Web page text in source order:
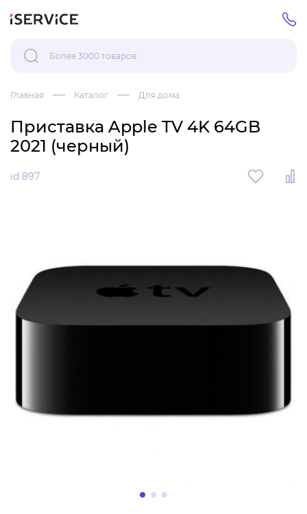
Главная Каталог Для дома
Приставка Apple TV 4K 64GB
2021 (черный)
id 897